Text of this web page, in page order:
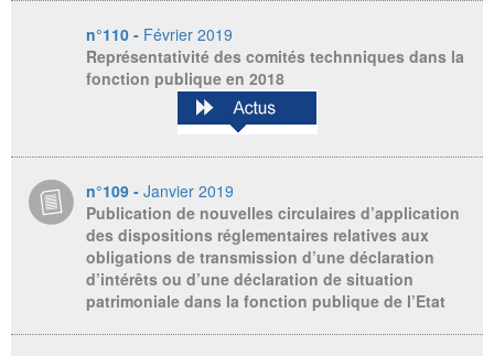
n°110 - Février 2019
Représentativité des comités technniques dans la
fonction publique en 2018
n°109 - Janvier 2019
Publication de nouvelles circulaires d’application
des dispositions réglementaires relatives aux
obligations de transmission d’une déclaration
d’intérêts ou d’une déclaration de situation
patrimoniale dans la fonction publique de l’Etat